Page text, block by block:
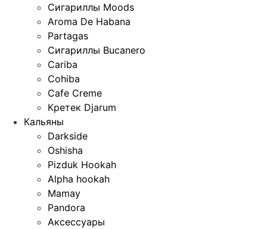
Сигариллы Moods
Aroma De Habana
Partagas
Сигариллы Bucanero
Cariba
Cohiba
Cafe Creme
Кретек Djarum
Кальяны
Darkside
Oshisha
Pizduk Hookah
Alpha hookah
Mamay
Pandora
Аксессуары